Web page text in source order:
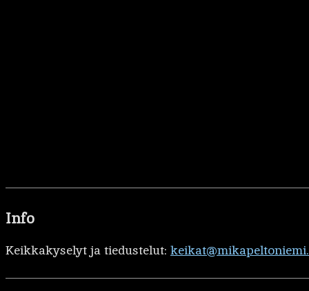
Info
Keikkakyselyt ja tiedustelut: